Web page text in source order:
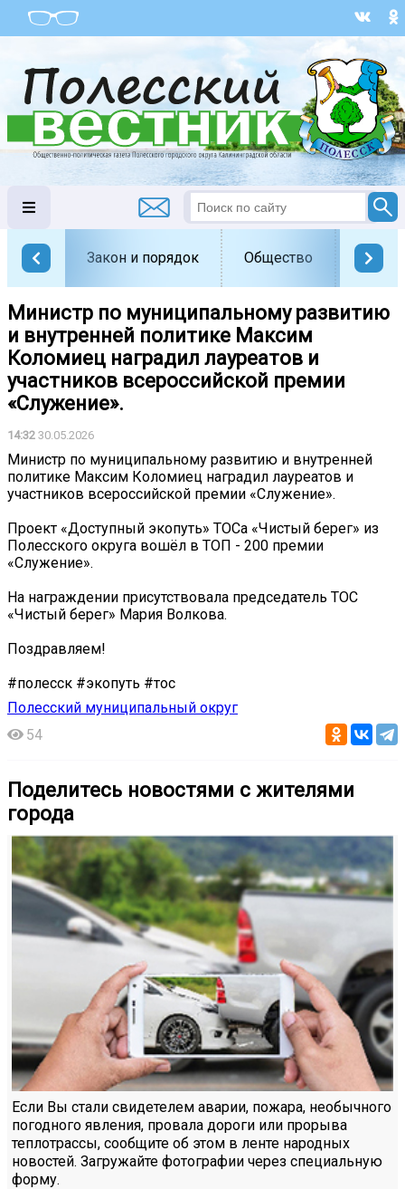
Закон и порядок Общество
Министр по муниципальному развитию
и внутренней политике Максим
Коломиец наградил лауреатов и
участников всероссийской премии
«Служение».
14:32 30.05.2026
Министр по муниципальному развитию и внутренней
политике Максим Коломиец наградил лауреатов и
участников всероссийской премии «Служение».
Проект «Доступный экопуть» ТОСа «Чистый берег» из
Полесского округа вошёл в ТОП - 200 премии
«Служение».
На награждении присутствовала председатель ТОС
«Чистый берег» Мария Волкова.
Поздравляем!
#полесск #экопуть #тос
Полесский муниципальный округ
54
Поделитесь новостями с жителями
города
Если Вы стали свидетелем аварии, пожара, необычного
погодного явления, провала дороги или прорыва
теплотрассы, сообщите об этом в ленте народных
новостей. Загружайте фотографии через специальную
форму.